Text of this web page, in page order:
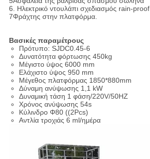
6. Ηλεκτρικό ντουλάπι σχεδιασμός rain-proof
7Φράχτης στην πλατφόρμα.
Βασικές παραμέτρους
Πρότυπο: SJDC0.45-6
Δυνατότητα φόρτωσης 450kg
Μέγιστο ύψος 6000 mm
Ελάχιστο ύψος 950 mm
Μέγεθος πλατφόρμας 1850*880mm
Δύναμη ανύψωσης 1,1 kW
Δυναμική τάση 1 φάση/220V/50HZ
Χρόνος ανύψωσης 54s
Κύλινδρο Φ80 ((2Pcs)
Αντλία τροχιάς 6 ml/ημέρα